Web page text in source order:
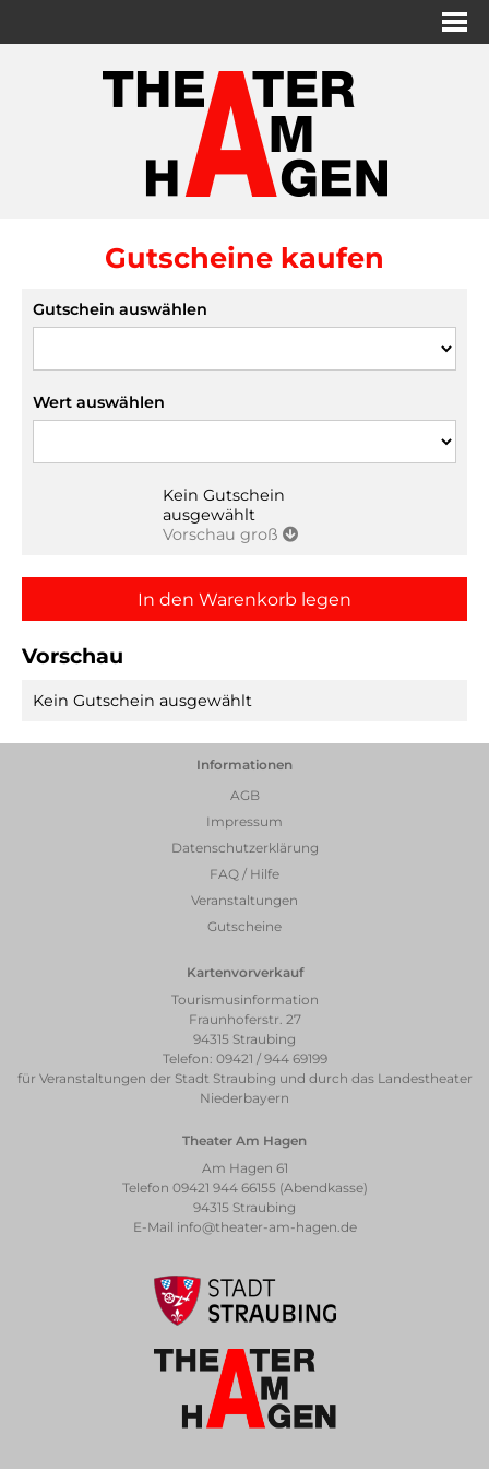
Gutscheine kaufen
Gutschein auswählen
Wert auswählen
Kein Gutschein
ausgewählt
Vorschau groß
Vorschau
Kein Gutschein ausgewählt
Informationen
AGB
Impressum
Datenschutzerklärung
FAQ / Hilfe
Veranstaltungen
Gutscheine
Kartenvorverkauf
Tourismusinformation
Fraunhoferstr. 27
94315 Straubing
Telefon: 09421 / 944 69199
für Veranstaltungen der Stadt Straubing und durch das Landestheater
Niederbayern
Theater Am Hagen
Am Hagen 61
Telefon 09421 944 66155 (Abendkasse)
94315 Straubing
E-Mail info@theater-am-hagen.de